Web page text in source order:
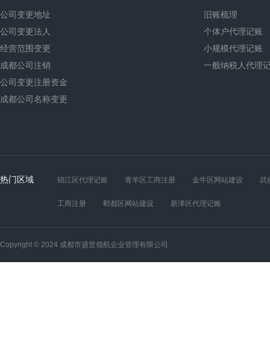
公司变更地址
公司变更法人
经营范围变更
成都公司注销
公司变更注册资金
成都公司名称变更
旧账梳理
个体户代理记账
小规模代理记账
一般纳税人代理
热门区域 锦江区代理记账 青羊区工商注册 金牛区网站建设 武
工商注册 郫都区网站建设 新津区代理记账
Copyright © 2024 成都市盛世领航企业管理有限公司